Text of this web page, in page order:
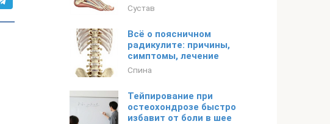
Сустав
Всё о поясничном
радикулите: причины,
симптомы, лечение
Спина
Тейпирование при
остеохондрозе быстро
избавит от боли в шее